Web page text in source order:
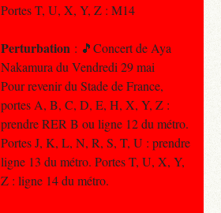
Portes T, U, X, Y, Z : M14
Perturbation : 🎵Concert de Aya
Nakamura du Vendredi 29 mai
Pour revenir du Stade de France,
portes A, B, C, D, E, H, X, Y, Z :
prendre RER B ou ligne 12 du métro.
Portes J, K, L, N, R, S, T, U : prendre
ligne 13 du métro. Portes T, U, X, Y,
Z : ligne 14 du métro.